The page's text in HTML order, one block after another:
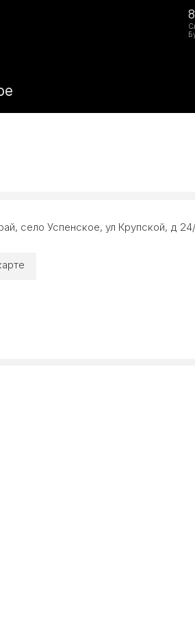
село Успенское, ул Крупской, д